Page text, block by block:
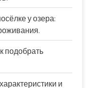
у озера:
подобрать
и